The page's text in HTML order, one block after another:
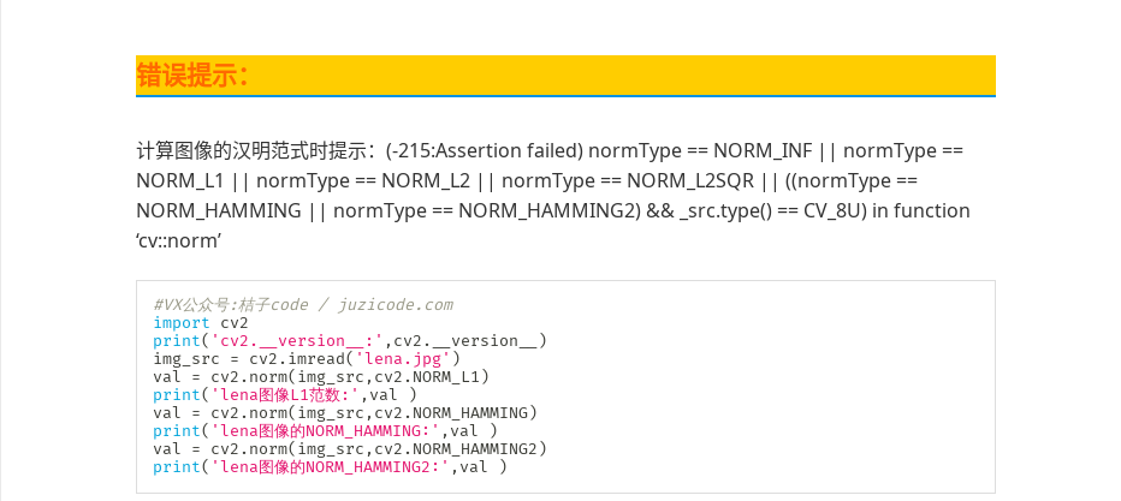
错误提示：
计算图像的汉明范式时提示：(-215:Assertion failed) normType == NORM_INF || normType ==
NORM_L1 || normType == NORM_L2 || normType == NORM_L2SQR || ((normType ==
NORM_HAMMING || normType == NORM_HAMMING2) && _src.type() == CV_8U) in function
‘cv::norm’
#VX公众号:桔子code / juzicode.com
import
print( 'cv2.__version__:' , cv2 . __version__
)
img_src = cv2 . imread( 'lena.jpg' )
val = cv2 . norm( img_src , cv2 . NORM_L1 )
print( 'lena图像L1范数:' , val
)
val = cv2 . norm( img_src , cv2 . NORM_HAMMING)
print( 'lena图像的NORM_HAMMING:' , val
)
val = cv2 . norm( img_src , cv2 . NORM_HAMMING2 )
print( 'lena图像的NORM_HAMMING2:' , val )